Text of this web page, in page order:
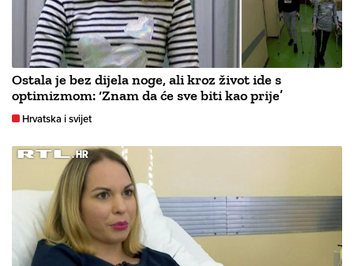
Ostala je bez dijela noge, ali kroz život ide s
optimizmom: ‘Znam da će sve biti kao prije’
Hrvatska i svijet